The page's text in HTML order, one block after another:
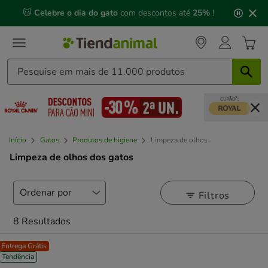
3,
mensagem,
📅 Compre até às 13h00 e receba a sua encomenda no
próximo dia útil⏰
Início Gatos Produtos de higiene Limpeza de olhos
Limpeza de olhos dos gatos
Filtros
8 Resultados
Entrega Grátis
Tendência